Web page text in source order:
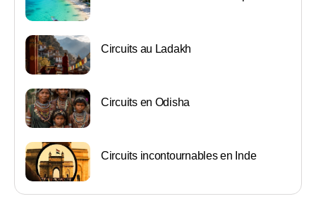
Circuits au Ladakh
Circuits en Odisha
Circuits incontournables en Inde